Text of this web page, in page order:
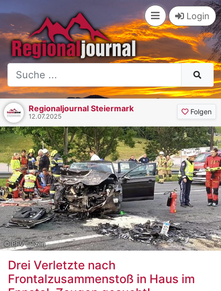
Login
Regionaljournal Steiermark
12.07.2025
Folgen
© BFV Liezen
Drei Verletzte nach
Frontalzusammenstoß in Haus im